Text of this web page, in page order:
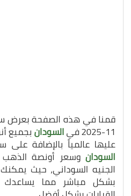
11-2025 في السودانبجميع
عليها عالمياً بالإضافة
السودان وسعر أونصة
الجنيه السوداني, حيث يمكنك
بشكل مباشر مما يساعدك